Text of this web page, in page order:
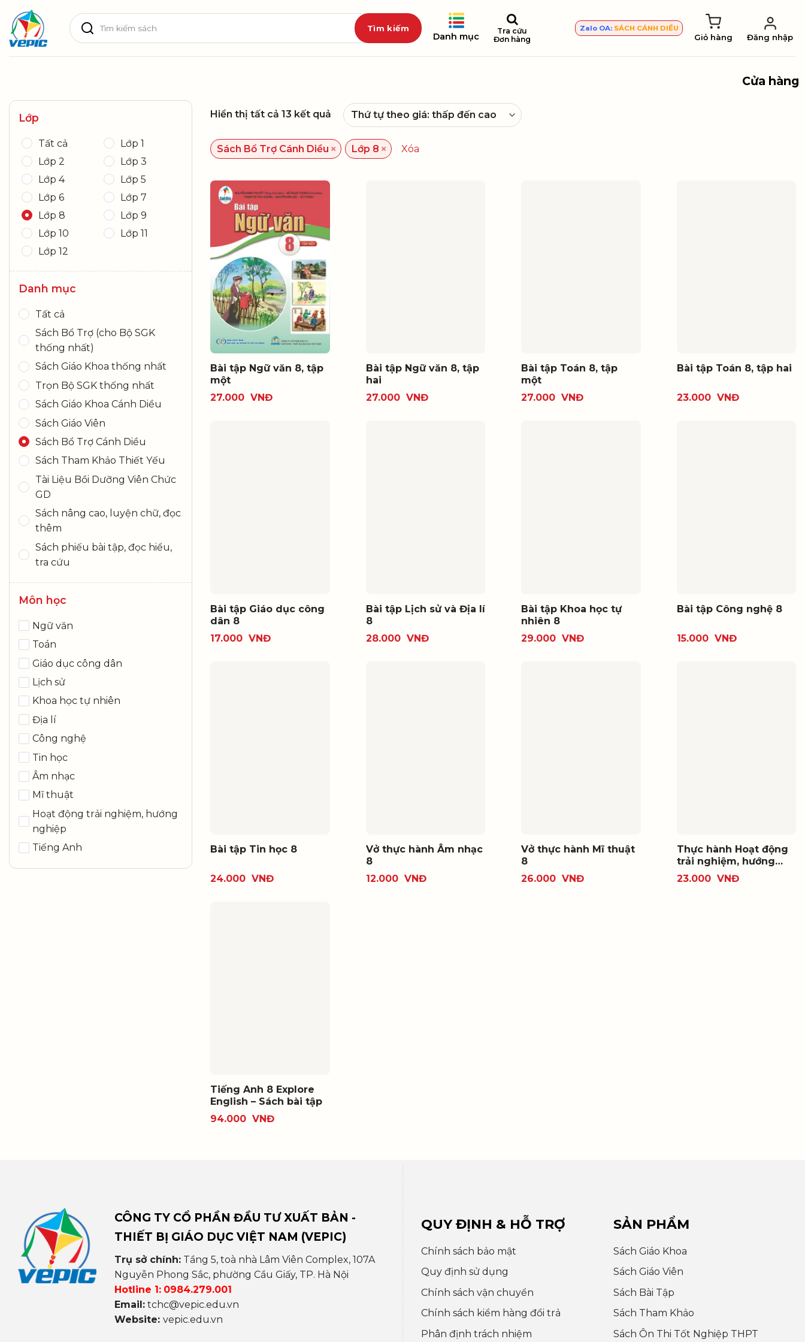
content
Tìm
kiếm:
Danh mục
Tra cứu
Đơn hàng
Zalo OA: SÁCH CÁNH DIỀU
Giỏ hàng Đăng nhập
Cửa hàng
Lớp
Tất cả
Lớp 1
Lớp 2
Lớp 3
Lớp 4
Lớp 5
Lớp 6
Lớp 7
Lớp 8
Lớp 9
Lớp 10
Lớp 11
Lớp 12
Danh mục
Tất cả
Sách Bổ Trợ (cho Bộ SGK
thống nhất)
Sách Giáo Khoa thống nhất
Trọn Bộ SGK thống nhất
Sách Giáo Khoa Cánh Diều
Sách Giáo Viên
Sách Bổ Trợ Cánh Diều
Sách Tham Khảo Thiết Yếu
Tài Liệu Bồi Dưỡng Viên Chức
GD
Sách nâng cao, luyện chữ, đọc
thêm
Sách phiếu bài tập, đọc hiểu,
tra cứu
Môn học
Ngữ văn
Toán
Giáo dục công dân
Lịch sử
Khoa học tự nhiên
Địa lí
Công nghệ
Tin học
Âm nhạc
Mĩ thuật
Hoạt động trải nghiệm, hướng
nghiệp
Tiếng Anh
Hiển thị tất cả 13 kết quả
Sách Bổ Trợ Cánh Diều × Lớp 8 × Xóa
Bài tập Ngữ văn 8, tập
một
27.000 VNĐ
Bài tập Ngữ văn 8, tập
hai
27.000 VNĐ
Bài tập Toán 8, tập
một
27.000 VNĐ
Bài tập Toán 8, tập hai
23.000 VNĐ
Bài tập Giáo dục công
dân 8
17.000 VNĐ
Bài tập Lịch sử và Địa lí
8
28.000 VNĐ
Bài tập Khoa học tự
nhiên 8
29.000 VNĐ
Bài tập Công nghệ 8
15.000 VNĐ
Bài tập Tin học 8
24.000 VNĐ
Vở thực hành Âm nhạc
8
12.000 VNĐ
Vở thực hành Mĩ thuật
8
26.000 VNĐ
Thực hành Hoạt động
trải nghiệm, hướng
nghiệp 8
23.000 VNĐ
Tiếng Anh 8 Explore
English – Sách bài tập
94.000 VNĐ
CÔNG TY CỔ PHẦN ĐẦU TƯ XUẤT BẢN -
THIẾT BỊ GIÁO DỤC VIỆT NAM (VEPIC)
Trụ sở chính:Tầng 5, toà nhà Lâm Viên Complex, 107A
Nguyễn Phong Sắc, phường Cầu Giấy, TP. Hà Nội
Hotline 1: 0984.279.001
Email: tchc@vepic.edu.vn
Website: vepic.edu.vn
QUY ĐỊNH & HỖ TRỢ
Chính sách bảo mật
Quy định sử dụng
Chính sách vận chuyển
Chính sách kiểm hàng đổi trả
Phân định trách nhiệm
SẢN PHẨM
Sách Giáo Khoa
Sách Giáo Viên
Sách Bài Tập
Sách Tham Khảo
Sách Ôn Thi Tốt Nghiệp THPT